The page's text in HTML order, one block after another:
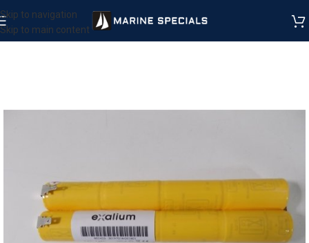
Skip to navigation
Skip to main content